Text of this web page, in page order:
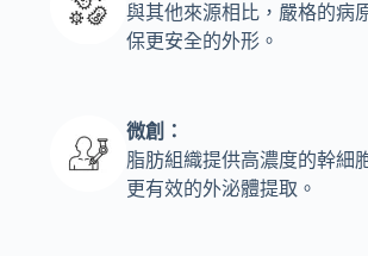
與其他來源相比，嚴格的病
保更安全的外形。
微創：
脂肪組織提供高濃度的幹細
更有效的外泌體提取。